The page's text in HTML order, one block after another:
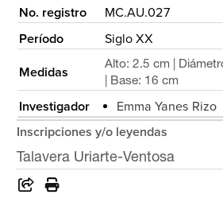
No. registro
MC.AU.027
Período
Siglo XX
Medidas
Alto: 2.5 cm |
| Base: 16 cm
Investigador
Emma Yanes Rizo
Inscripciones y/o leyendas
Talavera Uriarte-Ventosa